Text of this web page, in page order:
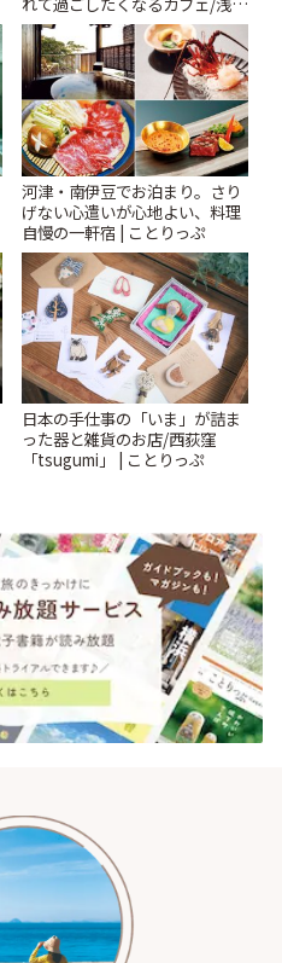
「annorum cafe」 | ことりっぷ
河津・南伊豆でお泊まり。さり
げない心遣いが心地よい、料理
自慢の一軒宿 | ことりっぷ
日本の手仕事の「いま」が詰ま
った器と雑貨のお店/西荻窪
「tsugumi」 | ことりっぷ